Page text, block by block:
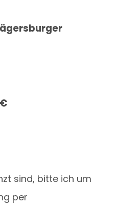
sind, bitte ich um
per